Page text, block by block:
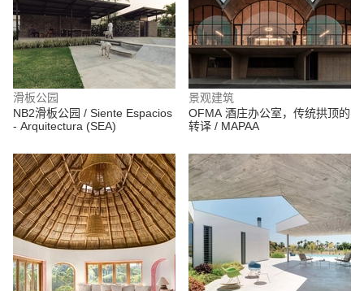
滑板公园
NB2滑板公园 / Siente Espacios
- Arquitectura (SEA)
景观建筑
OFMA 酒庄办公室，传统拱顶的
转译 / MAPAA